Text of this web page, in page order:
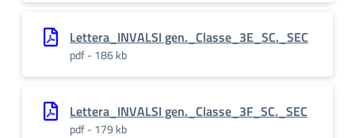
Lettera_INVALSI gen._Classe_3E_SC._SEC
pdf - 186 kb
Lettera_INVALSI gen._Classe_3F_SC._SEC
pdf - 179 kb